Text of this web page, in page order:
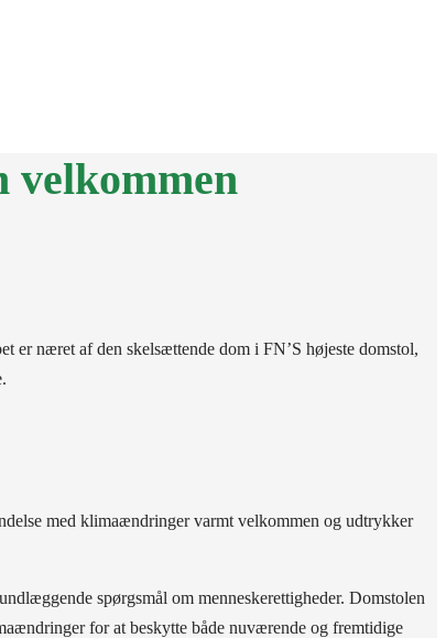
er næret af den skelsættende dom i FN’S højeste domstol,
med klimaændringer varmt velkommen og udtrykker
spørgsmål om menneskerettigheder. Domstolen
for at beskytte både nuværende og fremtidige